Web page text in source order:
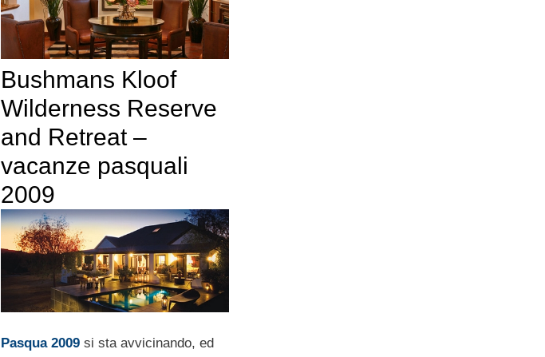
Bushmans Kloof
Wilderness Reserve
and Retreat –
vacanze pasquali
2009
Pasqua 2009si sta avvicinando, ed